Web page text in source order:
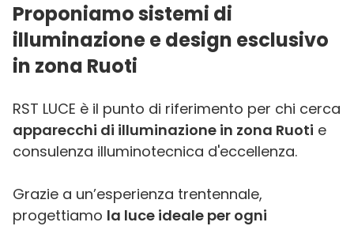
Proponiamo sistemi di
illuminazione e design esclusivo
in zona Ruoti
RST LUCE è il punto di riferimento per chi cerca
apparecchi di illuminazione in zona Ruoti e
consulenza illuminotecnica d'eccellenza.
Grazie a un’esperienza trentennale,
progettiamo la luce ideale per ogni